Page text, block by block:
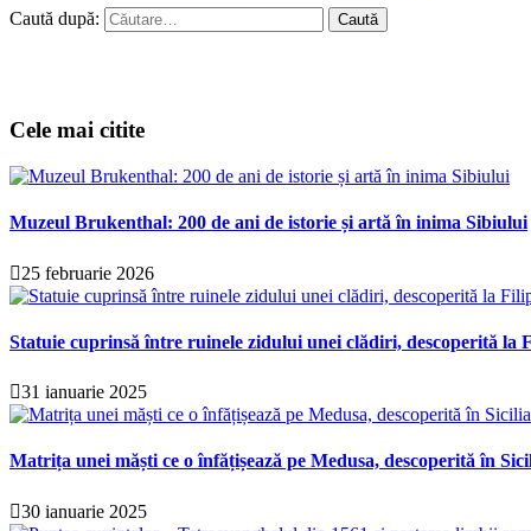
Caută după:
Cele mai citite
Muzeul Brukenthal: 200 de ani de istorie și artă în inima Sibiului
25 februarie 2026
Statuie cuprinsă între ruinele zidului unei clădiri, descoperită la
31 ianuarie 2025
Matrița unei măști ce o înfățișează pe Medusa, descoperită în
30 ianuarie 2025